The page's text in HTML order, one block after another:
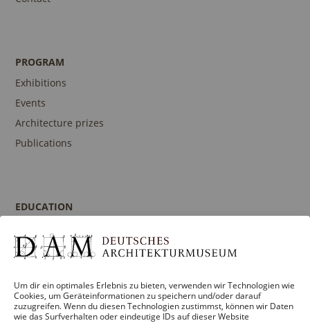
Um dir ein optimales Erlebnis zu bieten, verwenden wir Technologien wie
Cookies, um Geräteinformationen zu speichern und/oder darauf
zuzugreifen. Wenn du diesen Technologien zustimmst, können wir Daten
wie das Surfverhalten oder eindeutige IDs auf dieser Website
PROGRAM
Exhibitions
Events
Architecture prizes
Publications
EDUCATION
Guidances and Tours
Contact person